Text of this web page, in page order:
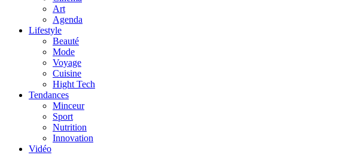
Art
Agenda
Lifestyle
Beauté
Mode
Voyage
Cuisine
Hight Tech
Tendances
Minceur
Sport
Nutrition
Innovation
Vidéo